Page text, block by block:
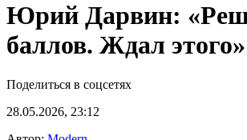
Юрий Дарвин:
баллов. Ждал этого»
Поделиться в соцсетях
28.05.2026, 23:12